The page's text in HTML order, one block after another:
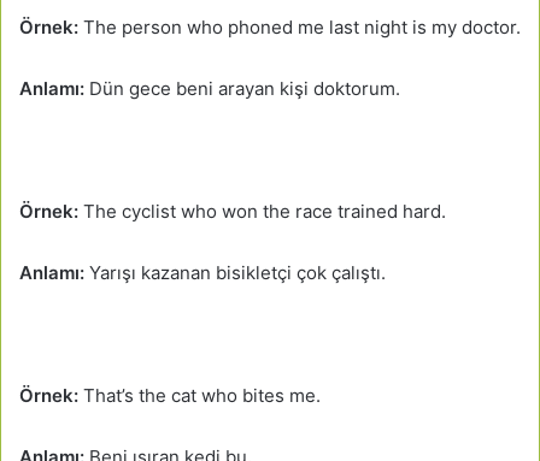
Örnek: The person who phoned me last night is my doctor.
Anlamı: Dün gece beni arayan kişi doktorum.
Örnek: The cyclist who won the race trained hard.
Anlamı: Yarışı kazanan bisikletçi çok çalıştı.
Örnek: That’s the cat who bites me.
Anlamı: Beni ısıran kedi bu.